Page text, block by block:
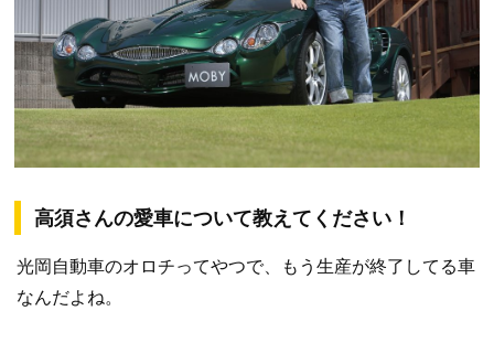
高須さんの愛車について教えてください！
光岡自動車のオロチってやつで、もう生産が終了してる車
なんだよね。